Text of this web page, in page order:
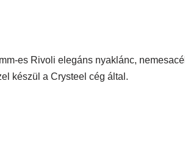
es Rivoli elegáns nyaklánc, nemesacél
készül a Crysteel cég által.